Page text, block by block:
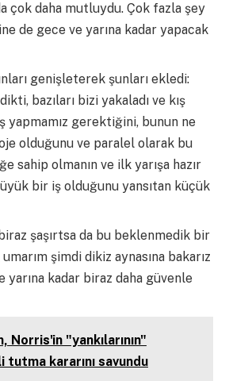
çok daha mutluydu. Çok fazla şey
de gece ve yarına kadar yapacak
genişleterek şunları ekledi:
bazıları bizi yakaladı ve kış
yapmamız gerektiğini, bunun ne
olduğunu ve paralel olarak bu
sahip olmanın ve ilk yarışa hazır
bir iş olduğunu yansıtan küçük
şaşırtsa da bu beklenmedik bir
şimdi dikiz aynasına bakarız
yarına kadar biraz daha güvenle
Norris'in "yankılarının"
tutma kararını savundu